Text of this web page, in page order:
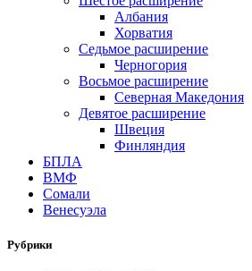
Албания
Хорватия
Седьмое расширение
Черногория
Восьмое расширение
Северная Македония
Девятое расширение
Швеция
Финляндия
БПЛА
ВМФ
Сомали
Венесуэла
Рубрики